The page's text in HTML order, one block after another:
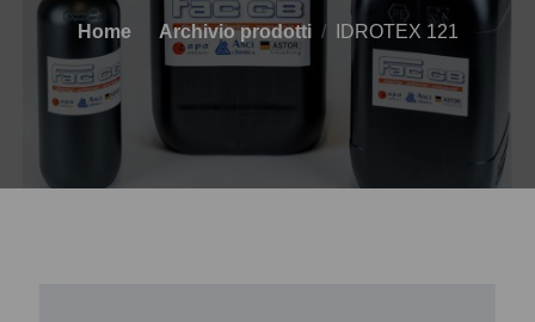
RETE DI VENDITA
TECNOLOGIA
PRODOTTI
Home Archivio prodotti IDROTEX 121